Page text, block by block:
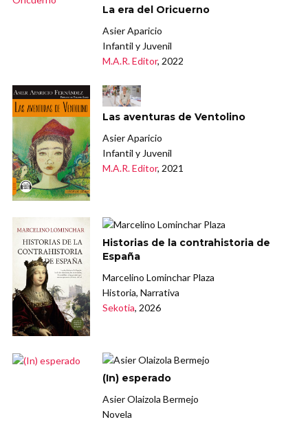
La era del Oricuerno
Asier Aparicio
Infantil y Juvenil
M.A.R. Editor, 2022
Las aventuras de Ventolino
Asier Aparicio
Infantil y Juvenil
M.A.R. Editor, 2021
Historias de la contrahistoria de
España
Marcelino Lominchar Plaza
Historia, Narrativa
Sekotia, 2026
(In) esperado
Asier Olaizola Bermejo
Novela